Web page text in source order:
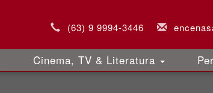
(63) 9 9994-3446
Cinema, TV & Literatura